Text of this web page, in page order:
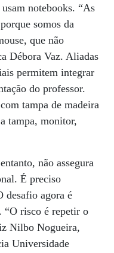
notebooks. “As
somos da
que não
Débora Vaz. Aliadas
permitem integrar
do professor.
tampa de madeira
tampa, monitor,
não assegura
É preciso
desafio agora é
“O risco é repetir o
Nilbo Nogueira,
Universidade